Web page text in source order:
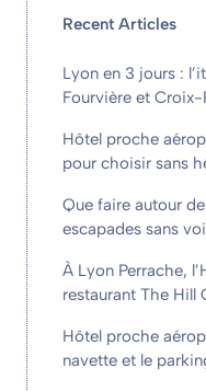
Recent Articles
Lyon en 3 jours :
Fourvière et Croix-
Hôtel proche
pour choisir sans
Que faire autour
escapades sans
À Lyon Perrache,
restaurant The Hill
Hôtel proche
navette et le